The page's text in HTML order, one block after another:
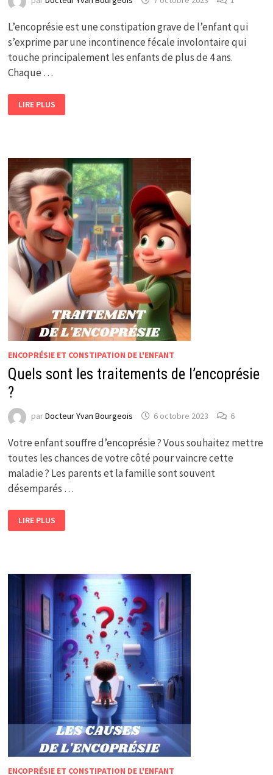
L’encoprésie est une constipation grave de l’enfant qui
s’exprime par une incontinence fécale involontaire qui
touche principalement les enfants de plus de 4 ans.
Chaque …
QUELS
SONT
LES
LIRE PLUS
ENCOPRÉSIE ET CONSTIPATION DE L'ENFANT
Quels sont les traitements de l’encoprésie
?
parDocteur Yvan Bourgeois 6 octobre 2023 6
Votre enfant souffre d’encoprésie ? Vous souhaitez mettre
toutes les chances de votre côté pour vaincre cette
maladie ? Les parents et la famille sont souvent
désemparés …
QUELS
SONT
LES
LIRE PLUS
ENCOPRÉSIE ET CONSTIPATION DE L'ENFANT